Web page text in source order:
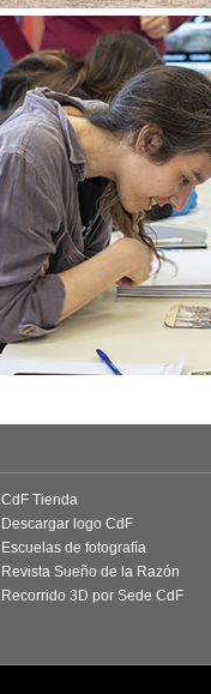
CdF Tienda
Descargar logo CdF
Escuelas de fotografía
Revista Sueño de la Razón
Recorrido 3D por Sede CdF